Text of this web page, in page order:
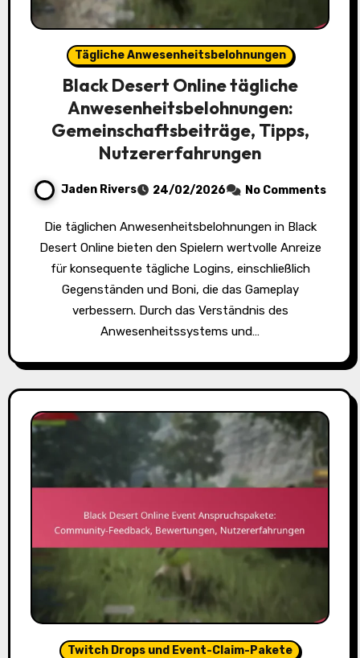
Tägliche Anwesenheitsbelohnungen
Black Desert Online tägliche
Anwesenheitsbelohnungen:
Gemeinschaftsbeiträge, Tipps,
Nutzererfahrungen
Jaden Rivers 24/02/2026 No Comments
Die täglichen Anwesenheitsbelohnungen in Black
Desert Online bieten den Spielern wertvolle Anreize
für konsequente tägliche Logins, einschließlich
Gegenständen und Boni, die das Gameplay
verbessern. Durch das Verständnis des
Anwesenheitssystems und…
Twitch Drops und Event-Claim-Pakete